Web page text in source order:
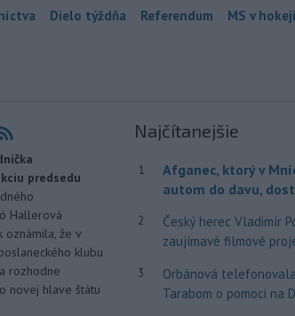
Dielo týždňa Referendum MS v hokeji
predsedu
Hallerová
oznámila, že v
klubu
rozhodne
novej hlave štátu
Najčítanejšie
1
Afganec, ktorý v
autom do davu,
2
Český herec Vladimír
zaujímavé filmové
3
Orbánová
Tarabom o pomoci na